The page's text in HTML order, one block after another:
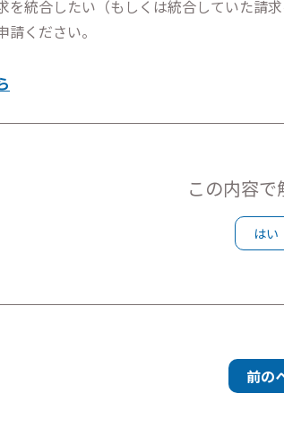
を統合したい（もしくは統合していた請
ください。
この内容で
はい
前の